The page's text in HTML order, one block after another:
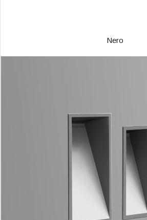
Nero